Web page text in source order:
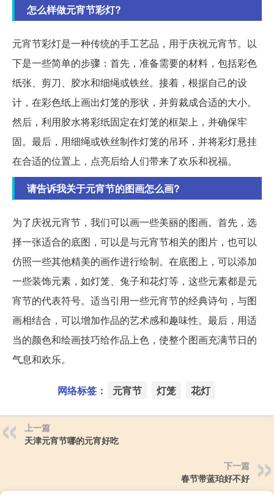
怎么样做元宵节彩灯?
元宵节彩灯是一种传统的手工艺品，用于庆祝元宵节。以
下是一些简单的步骤：首先，准备需要的材料，包括彩色
纸张、剪刀、胶水和细绳或铁丝。接着，根据自己的设
计，在彩色纸上画出灯笼的形状，并剪裁成合适的大小。
然后，利用胶水将彩纸固定在灯笼的框架上，并确保牢
固。最后，用细绳或铁丝制作灯笼的吊环，并将彩灯悬挂
在合适的位置上，点亮后给人们带来了欢乐和祝福。
请告诉我关于元宵节的图画怎么画?
为了庆祝元宵节，我们可以画一些美丽的图画。首先，选
择一张适合的底图，可以是与元宵节相关的图片，也可以
仿照一些其他精美的画作进行绘制。在底图上，可以添加
一些装饰元素，如灯笼、兔子和花灯等，这些元素都是元
宵节的代表符号。适当引用一些元宵节的经典诗句，与图
画相结合，可以增加作品的艺术感和趣味性。最后，用适
当的颜色和绘画技巧给作品上色，使整个图画充满节日的
气息和欢乐。
网络标签： 元宵节 灯笼 花灯
上一篇
天津元宵节哪的元宵好吃
下一篇
春节带蓝珀好不好